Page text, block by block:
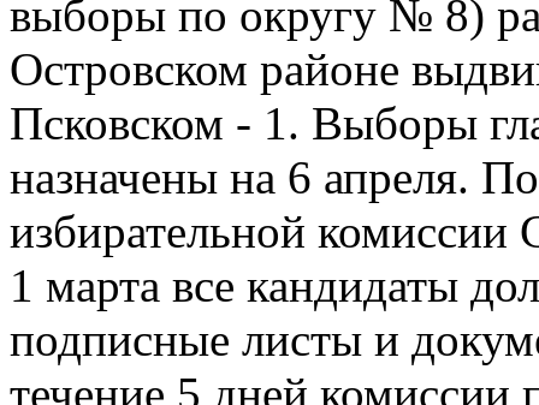
выборы по округу № 8)
Островском районе
Псковском - 1. Выборы
назначены на 6 апреля.
избирательной комиссии
1 марта все кандидаты
подписные листы и
течение 5 дней комиссии